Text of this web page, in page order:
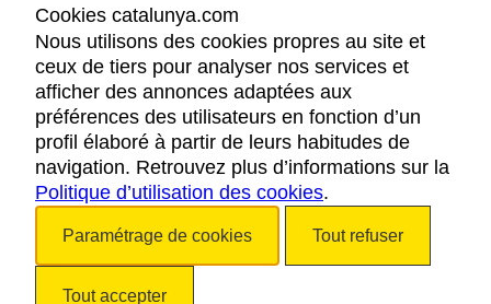
MENTIONS LÉGALES
RÈGLES DE CONFIDENTIALITÉ
COOKIES
ACCESSIBILITÉ
Cookies catalunya.com
Nous utilisons des cookies propres au site et
ceux de tiers pour analyser nos services et
afficher des annonces adaptées aux
préférences des utilisateurs en fonction d’un
profil élaboré à partir de leurs habitudes de
navigation. Retrouvez plus d’informations sur la
Politique d’utilisation des cookies.
Paramétrage de cookies Tout refuser
Tout accepter